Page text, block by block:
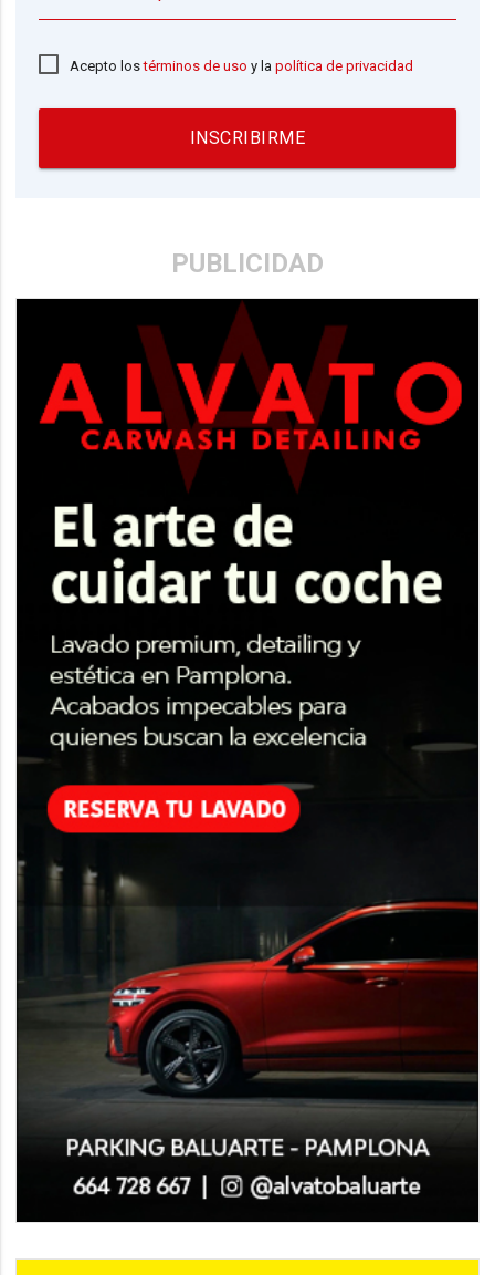
Acepto lostérminos de uso y lapolítica de privacidad
INSCRIBIRME
PUBLICIDAD